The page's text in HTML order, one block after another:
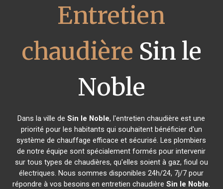
Entretien
chaudière Sin le
Noble
Dans la ville deSin le Noble, l'entretien chaudière est une
priorité pour les habitants qui souhaitent bénéficier d'un
système de chauffage efficace et sécurisé. Les plombiers
de notre équipe sont spécialement formés pour intervenir
sur tous types de chaudières, qu'elles soient à gaz, fioul ou
électriques. Nous sommes disponibles 24h/24, 7j/7 pour
répondre à vos besoins en entretien chaudièreSin le Noble.